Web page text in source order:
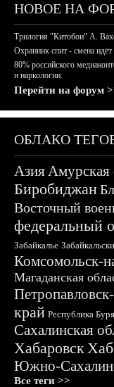
НОВОЕ НА
Трилогия "Китобои" А.
Охранник спит - смена идёт
80% российского
и наркологии.
Перейти на форум
ОБЛАКО
АзияАмурская
Биробиджан
Восточный
федеральный
Забайкалье
Комсомольск-
Магаданская
край Республика
Сахалинская
Хабаровск
Южно-
Все теги >>